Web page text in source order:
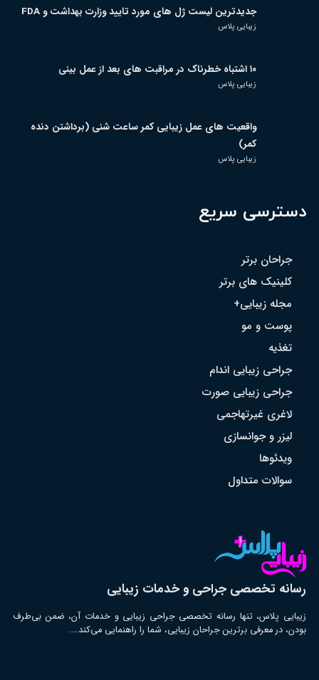
جدیدترین لیست ژل های مورد تایید وزارت بهداشت و FDA
زیبایی پلاس
۱۰ اشتباه خطرناک در مراقبت های بعد از عمل بینی
زیبایی پلاس
واقعیت های عمل زیبایی کمر ساعت شنی (برداشتن دنده
کمر)
زیبایی پلاس
دسترسی سریع
جراحان برتر
کلینیک های برتر
مجله زیبایی+
پوست و مو
تغذیه
جراحی زیبایی اندام
جراحی زیبایی صورت
لاغری غیرتهاجمی
لیزر و جوانسازی
ویدئوها
سوالات متداول
رسانه تخصصی جراحی و خدمات زیبایی
زیبایی پلاس، تنها رسانه تخصصی جراحی زیبایی و خدمات آن، ضمن بی‌طرف
بودن، در معرفی برترین جراحان زیبایی، شما را راهنمایی می‌کند….